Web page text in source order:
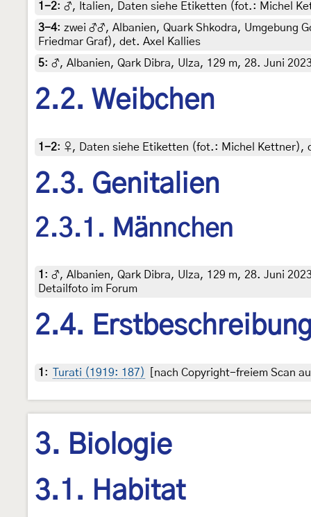
1-2: ♂, Italien, Daten siehe Etiketten (fot.: Michel
3-4: zwei ♂♂, Albanien, Quark Shkodra, Umgebung
Friedmar Graf), det. Axel Kallies
5: ♂, Albanien, Qark Dibra, Ulza, 129 m, 28. Juni
2.2. Weibchen
1-2: ♀, Daten siehe Etiketten (fot.: Michel Kettner),
2.3. Genitalien
2.3.1. Männchen
1 : ♂, Albanien, Qark Dibra, Ulza, 129 m, 28. Juni
Detailfoto im Forum
2.4.
1 : Turati (1919: 187) [nach Copyright-freiem Scan
3. Biologie
3.1. Habitat